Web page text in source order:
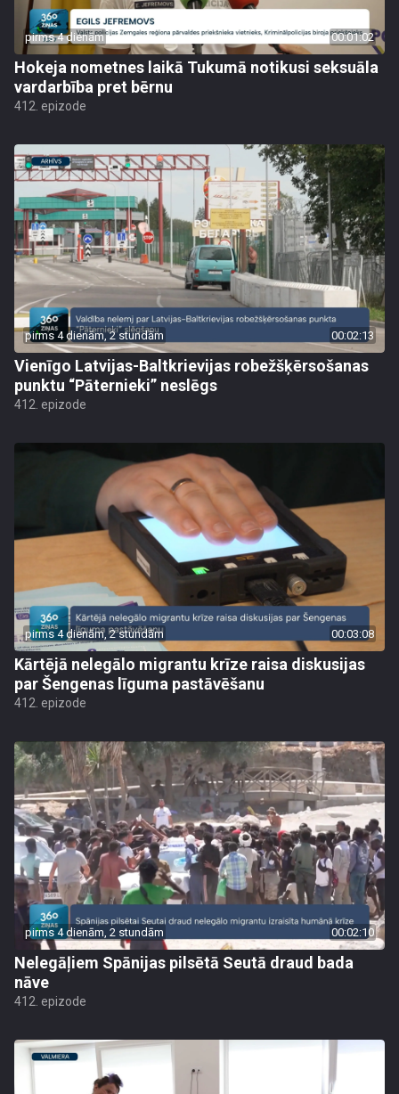
pirms 4 dienām 00:01:02
Hokeja nometnes laikā Tukumā notikusi seksuāla
vardarbība pret bērnu
412. epizode
pirms 4 dienām, 2 stundām 00:02:13
Vienīgo Latvijas-Baltkrievijas robežšķērsošanas
punktu “Pāternieki” neslēgs
412. epizode
pirms 4 dienām, 2 stundām 00:03:08
Kārtējā nelegālo migrantu krīze raisa diskusijas
par Šengenas līguma pastāvēšanu
412. epizode
pirms 4 dienām, 2 stundām 00:02:10
Nelegāļiem Spānijas pilsētā Seutā draud bada
nāve
412. epizode